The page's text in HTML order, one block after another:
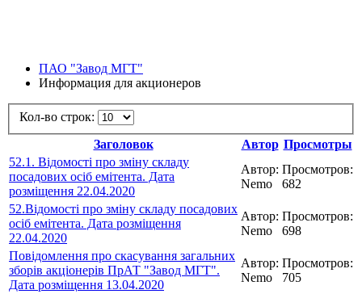
ПАО "Завод МГТ"
Информация для акционеров
Кол-во строк:
Заголовок
Автор Просмотры
52.1. Відомості про зміну складу
посадових осіб емітента. Дата
розміщення 22.04.2020
Автор:
Nemo
Просмотров:
682
52.Відомості про зміну складу посадових
осіб емітента. Дата розміщення
22.04.2020
Автор:
Nemo
Просмотров:
698
Повідомлення про скасування загальних
зборів акціонерів ПрАТ "Завод МГТ".
Дата розміщення 13.04.2020
Автор:
Nemo
Просмотров:
705